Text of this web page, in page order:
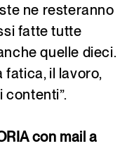
ne resteranno
fatte tutte
quelle dieci.
fatica, il lavoro,
contenti”.
con mail a